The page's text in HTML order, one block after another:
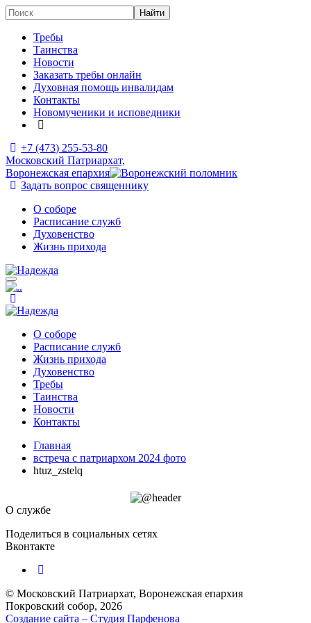
Требы
Таинства
Новости
Заказать требы онлайн
Духовная помощь инвалидам
Контакты
Новомученики и исповедники
+7 (473) 255-53-80
Московский Патриархат,
Воронежская епархия
Задать вопрос священнику
О соборе
Расписание служб
Духовенство
Жизнь прихода
О соборе
Расписание служб
Жизнь прихода
Духовенство
Требы
Таинства
Новости
Контакты
Главная
встреча с патриархом 2024 фото
htuz_zstelq
О службе
Поделиться в социальных сетях
Вконтакте
© Московский Патриархат, Воронежcкая епархия
Покровский собор, 2026
Создание сайта – Cтудия Парфенова